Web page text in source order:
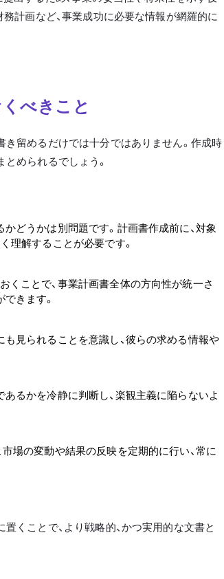
務計画など、事業成功に必要な情報が網羅的に
べきこと
留めるだけでは十分ではありません。作成時
められるでしょう。
どうかは別問題です。計画書作成前に、対象
理解することが必要です。
ことで、事業計画書全体の方向性が統一さ
きます。
見られることを意識し、彼らの求める情報や
るかを冷静に判断し、楽観主義に陥らないよ
場の変動や結果の反映を定期的に行い、常に
くことで、より戦略的、かつ実用的な文書と